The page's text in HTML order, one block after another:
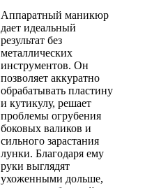
Аппаратный маникюр
дает идеальный
результат без
металлических
инструментов. Он
позволяет аккуратно
обрабатывать пластину
и кутикулу, решает
проблемы огрубения
боковых валиков и
сильного зарастания
лунки. Благодаря ему
руки выглядят
ухоженными дольше,